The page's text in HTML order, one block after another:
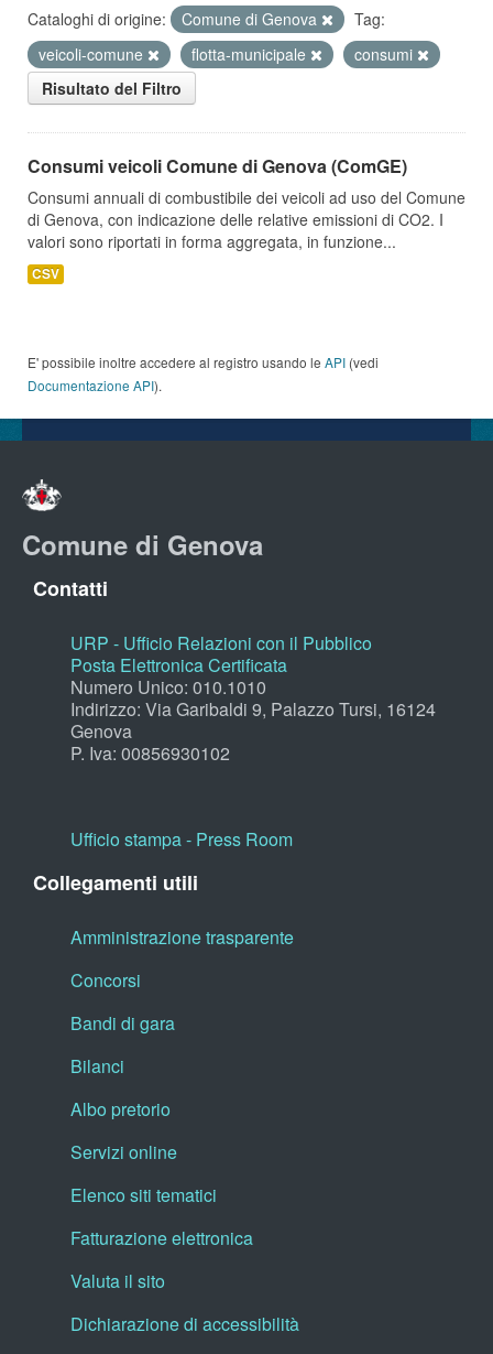
Cataloghi di origine:
Comune di Genova
Tag:
veicoli-comune
flotta-municipale
consumi
Risultato del Filtro
Consumi veicoli Comune di Genova (ComGE)
Consumi annuali di combustibile dei veicoli ad uso del Comune
di Genova, con indicazione delle relative emissioni di CO2. I
valori sono riportati in forma aggregata, in funzione...
CSV
E' possibile inoltre accedere al registro usando le API (vedi
Documentazione API).
Comune di Genova
Contatti
URP - Ufficio Relazioni con il Pubblico
Posta Elettronica Certificata
Numero Unico: 010.1010
Indirizzo: Via Garibaldi 9, Palazzo Tursi, 16124
Genova
P. Iva: 00856930102
Ufficio stampa - Press Room
Collegamenti utili
Amministrazione trasparente
Concorsi
Bandi di gara
Bilanci
Albo pretorio
Servizi online
Elenco siti tematici
Fatturazione elettronica
Valuta il sito
Dichiarazione di accessibilità